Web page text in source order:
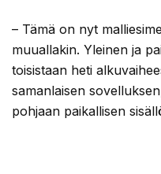
– Tämä on nyt
muuallakin. Yleinen ja
toisistaan heti
samanlaisen
pohjaan paikallisen